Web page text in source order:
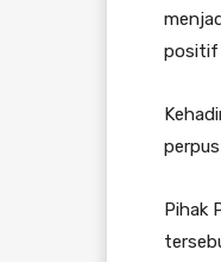
positif
Pihak